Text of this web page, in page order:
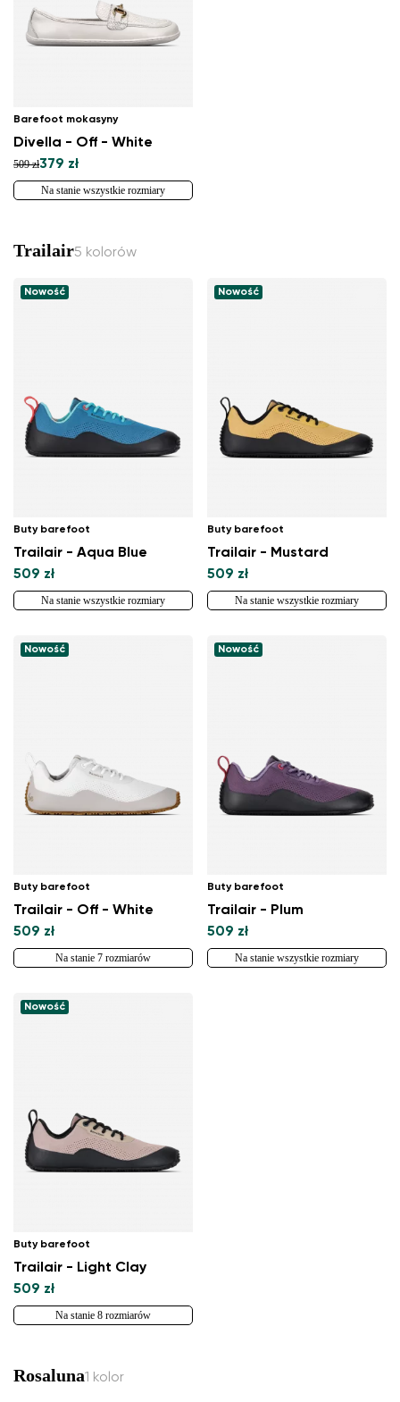
Barefoot mokasyny
Divella - Off - White
509 zł379 zł
Na stanie wszystkie rozmiary
Trailair5 kolorów
Nowość
Buty barefoot
Trailair - Aqua Blue
509 zł
Na stanie wszystkie rozmiary
Nowość
Buty barefoot
Trailair - Mustard
509 zł
Na stanie wszystkie rozmiary
Nowość
Buty barefoot
Trailair - Off - White
509 zł
Na stanie 7 rozmiarów
Nowość
Buty barefoot
Trailair - Plum
509 zł
Na stanie wszystkie rozmiary
Nowość
Buty barefoot
Trailair - Light Clay
509 zł
Na stanie 8 rozmiarów
Rosaluna1 kolor